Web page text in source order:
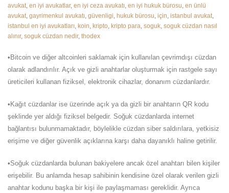
avukat en iyi avukatlar, en iyi ceza avukatı en iyi hukuk bürosu en ünlü
avukat gayrimenkul avukatı güvenligi hukuk bürosu için istanbul avukat
istanbul en iyi avukatları koin kripto kripto para soguk soguk cüzdan nasıl
alınır, soguk cüzdan nedir, thodex
•Bitcoin ve diğer altcoinleri saklamak için kullanılan çevrimdışı cüzdan
olarak adlandırılır. Açık ve gizli anahtarlar oluşturmak için rastgele sayı
üreticileri kullanan fiziksel, elektronik cihazlar, donanım cüzdanlardır.
•Kağıt cüzdanlar ise üzerinde açık ya da gizli bir anahtarın QR kodu
şeklinde yer aldığı fiziksel belgedir. Soğuk cüzdanlarda internet
bağlantısı bulunmamaktadır, böylelikle cüzdan siber saldırılara, yetkisiz
erişime ve diğer güvenlik açıklarına karşı daha dayanıklı haline getirilir.
•Soğuk cüzdanlarda bulunan bakiyelere ancak özel anahtarı bilen kişiler
erişebilir. Bu anlamda hesap sahibinin kendisine özel olarak verilen gizli
anahtar kodunu başka bir kişi ile paylaşmaması gereklidir. Ayrıca